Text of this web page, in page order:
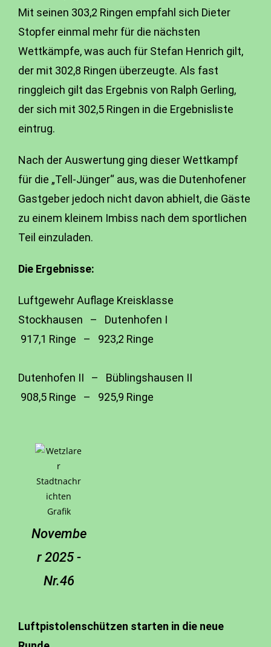
Mit seinen 303,2 Ringen empfahl sich Dieter
Stopfer einmal mehr für die nächsten
Wettkämpfe, was auch für Stefan Henrich gilt,
der mit 302,8 Ringen überzeugte. Als fast
ringgleich gilt das Ergebnis von Ralph Gerling,
der sich mit 302,5 Ringen in die Ergebnisliste
eintrug.
Nach der Auswertung ging dieser Wettkampf
für die „Tell-Jünger“ aus, was die Dutenhofener
Gastgeber jedoch nicht davon abhielt, die Gäste
zu einem kleinem Imbiss nach dem sportlichen
Teil einzuladen.
Die Ergebnisse:
Luftgewehr Auflage Kreisklasse
Stockhausen – Dutenhofen I
917,1 Ringe – 923,2 Ringe
Dutenhofen II – Büblingshausen II
908,5 Ringe – 925,9 Ringe
Novembe
r 2025 -
Nr.46
Luftpistolenschützen starten in die neue